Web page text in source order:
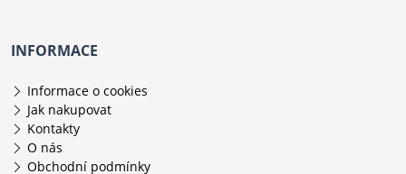
INFORMACE
Informace o cookies
Jak nakupovat
Kontakty
O nás
Obchodní podmínky